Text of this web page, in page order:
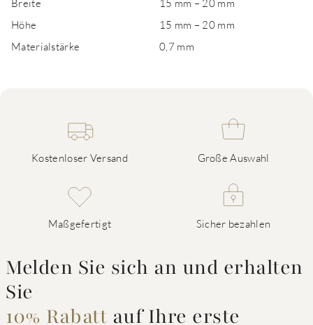
Breite
15 mm – 20 mm
Höhe
15 mm – 20 mm
Materialstärke
0,7 mm
Kostenloser Versand Große Auswahl
Maßgefertigt Sicher bezahlen
Melden Sie sich an und erhalten
Sie
10% Rabatt auf Ihre erste